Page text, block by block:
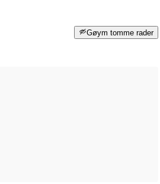
Gøym tomme rader